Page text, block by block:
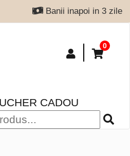
Banii inapoi in 3 zile
0
CADOU